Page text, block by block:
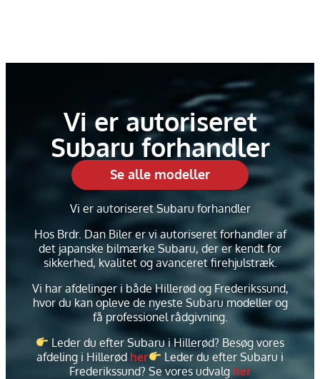
Vi er autoriseret
Subaru forhandler
Se alle modeller
Vi er autoriseret Subaru forhandler
Hos Brdr. Dan Biler er vi autoriseret forhandler af
det japanske bilmærke Subaru, der er kendt for
sikkerhed, kvalitet og avanceret firehjulstræk.
Vi har afdelinger i både Hillerød og Frederikssund,
hvor du kan opleve de nyeste Subaru modeller og
få professionel rådgivning.
Leder du efter Subaru i Hillerød? Besøg vores
afdeling i Hillerød her
Leder du efter Subaru i
Frederikssund? Se vores udvalg her